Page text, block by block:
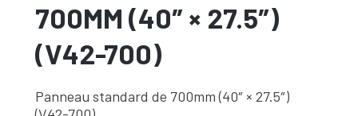
700MM (40″ × 27.5″)
(V42-700)
Panneau standard de 700mm (40″ × 27.5″)